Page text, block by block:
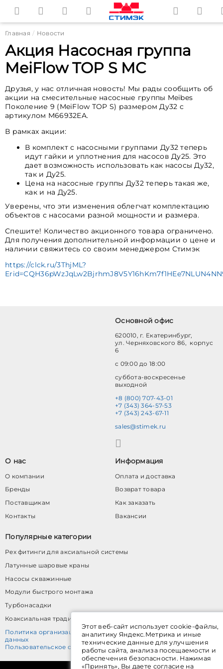
Главная Новости
Акция Насосная группа
MeiFlow TOP S MC
Друзья, у нас отличная новость! Мы рады сообщить об
акции на смесительные насосные группы Meibes
Поколение 9 (MeiFlow TOP S) размером Ду32 с
артикулом M66932EA.
В рамках акции:
В комплект с насосными группами Ду32 теперь
идут гайки и уплотнения для насосов Ду25. Это
дает возможность использовать как насосы Ду32,
так и Ду25.
Цена на насосные группы Ду32 теперь такая же,
как и на Ду25.
Уверены, что эти изменения облегчат комплектацию
объектов с насосами разной мощности и размера.
Спешите! Количество акционного товара ограничено.
Для получения дополнительной информации о цене и
наличии свяжитесь со своим менеджером Стимэк
https://clck.ru/3ThjML?
Основной офис
620010, г. Екатеринбург,
ул. Черняховского 86, корпус
6
с 09:00 до 18:00
суббота-воскресенье
выходной
+8 (800) 707-43-01
+7 (343) 364-57-53
+7 (343) 243-67-11
sales@stimek.ru
О нас
О компании
Бренды
Поставщикам
Контакты
Информация
Оплата и доставка
Возврат товара
Как заказать
Вакансии
Популярные категории
Pex фитинги для аксиальной системы
Латунные шаровые краны
Насосы скважинные
Модули быстрого монтажа
Турбонасадки
Коаксиальная традиционная система
Политика организации в отношении обработки персональных
данных
Пользовательское соглашение
Этот веб-сайт использует cookie-файлы,
аналитику Яндекс.Метрика и иные
технические данные для улучшения
работы сайта, анализа посещаемости и
обеспечения безопасности. Нажимая
«Принять», Вы даете согласие на